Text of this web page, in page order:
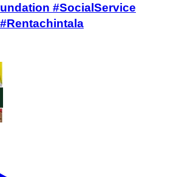
#SocialService